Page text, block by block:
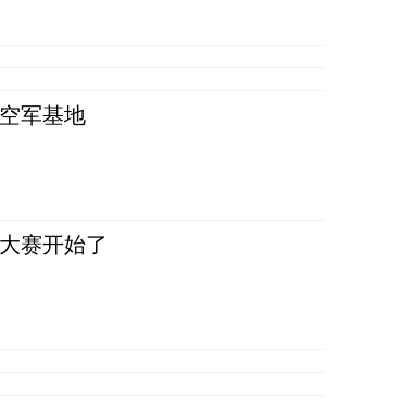
军基地
赛开始了